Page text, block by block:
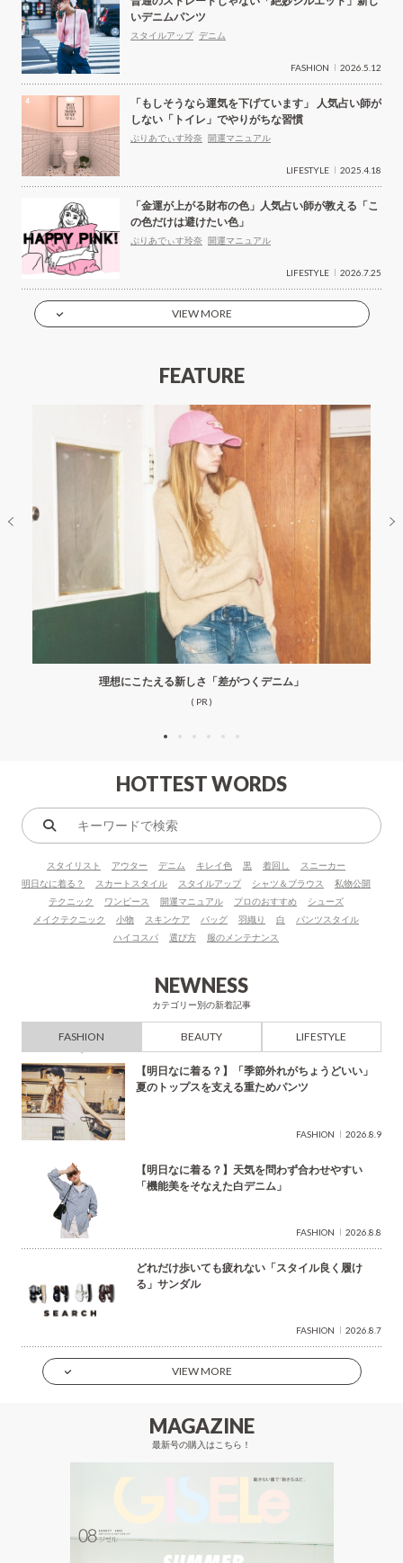
いデニムパンツ
スタイルアップ デニム
FASHION 2026.5.12
「もしそうなら運気を下げています」 人気占い師が
しない「トイレ」でやりがちな習慣
ぷりあでぃす玲奈 開運マニュアル
LIFESTYLE 2025.4.18
「金運が上がる財布の色」人気占い師が教える「こ
の色だけは避けたい色」
ぷりあでぃす玲奈 開運マニュアル
LIFESTYLE 2026.7.25
VIEW MORE
FEATURE
理想にこたえる新しさ「差がつくデニム」
( PR )
HOTTEST WORDS
キ
ワ
ー
ド
で
スタイリスト アウター デニム キレイ色 黒 着回し
スニーカー
明日なに着る？
スカートスタイル スタイルアップ シャツ＆ブラウス
私物公開
テクニック
ワンピース 開運マニュアル プロのおすすめ
シューズ
メイクテクニック
小物 スキンケア バッグ 羽織り 白
パンツスタイル
ハイコスパ
選び方 服のメンテナンス
NEWNESS
カテゴリー別の新着記事
FASHION BEAUTY LIFESTYLE
【明日なに着る？】「季節外れがちょうどいい」
夏のトップスを支える重ためパンツ
FASHION 2026.8.9
【明日なに着る？】天気を問わず合わせやすい
「機能美をそなえた白デニム」
FASHION 2026.8.8
どれだけ歩いても疲れない「スタイル良く履け
る」サンダル
FASHION 2026.8.7
VIEW MORE
MAGAZINE
最新号の購入はこちら！